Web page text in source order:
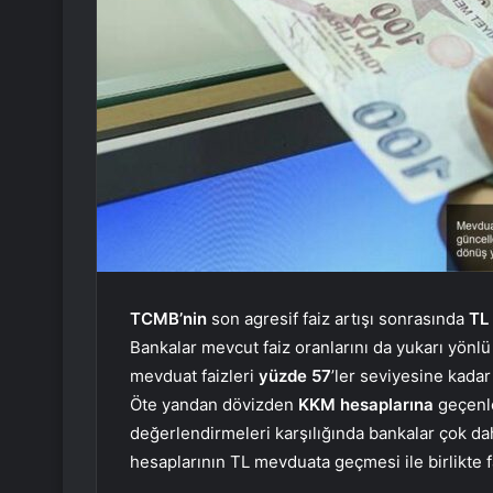
TCMB’nin son agresif faiz artışı sonrasında
Bankalar mevcut faiz oranlarını da yukarı
mevduat faizleri yüzde 57’ler seviyesine kadar
Öte yandan dövizden KKM hesaplarına
değerlendirmeleri karşılığında bankalar çok
hesaplarının TL mevduata geçmesi ile birlikte